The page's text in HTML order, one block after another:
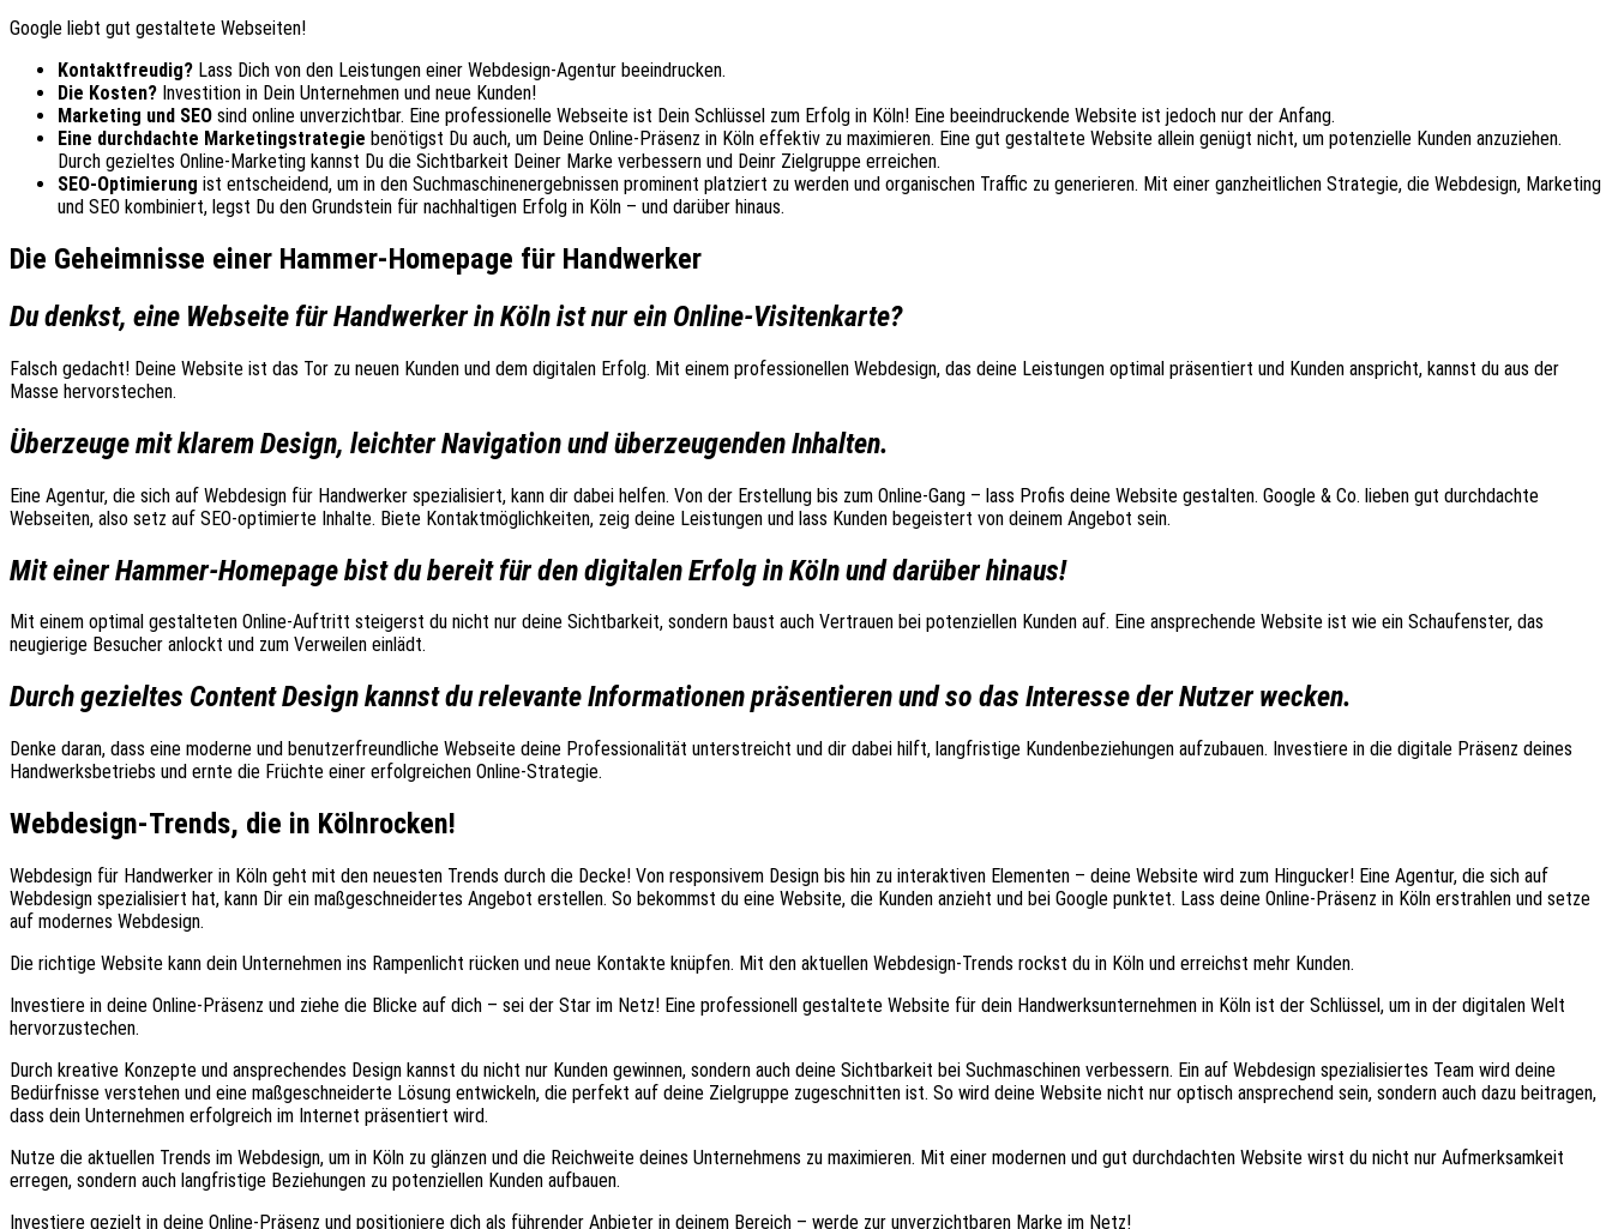
Google liebt gut gestaltete Webseiten!
Kontaktfreudig? Lass Dich von den Leistungen einer Webdesign-Agentur beeindrucken.
Die Kosten? Investition in Dein Unternehmen und neue Kunden!
Marketing und SEO sind online unverzichtbar. Eine professionelle Webseite ist Dein Schlüssel zum Erfolg in Köln! Eine beeindruckende Website ist jedoch nur der Anfang.
Eine durchdachte Marketingstrategie benötigst Du auch, um Deine Online-Präsenz in Köln effektiv zu maximieren. Eine gut gestaltete Website allein genügt nicht, um potenzielle Kunden anzuziehen.
Durch gezieltes Online-Marketing kannst Du die Sichtbarkeit Deiner Marke verbessern und Deinr Zielgruppe erreichen.
SEO-Optimierung ist entscheidend, um in den Suchmaschinenergebnissen prominent platziert zu werden und organischen Traffic zu generieren. Mit einer ganzheitlichen Strategie, die Webdesign, Marketing
und SEO kombiniert, legst Du den Grundstein für nachhaltigen Erfolg in Köln – und darüber hinaus.
Die Geheimnisse einer Hammer-Homepage für Handwerker
Du denkst, eine Webseite für Handwerker in Köln ist nur ein Online-Visitenkarte?
Falsch gedacht! Deine Website ist das Tor zu neuen Kunden und dem digitalen Erfolg. Mit einem professionellen Webdesign, das deine Leistungen optimal präsentiert und Kunden anspricht, kannst du aus der
Masse hervorstechen.
Überzeuge mit klarem Design, leichter Navigation und überzeugenden Inhalten.
Eine Agentur, die sich auf Webdesign für Handwerker spezialisiert, kann dir dabei helfen. Von der Erstellung bis zum Online-Gang – lass Profis deine Website gestalten. Google & Co. lieben gut durchdachte
Webseiten, also setz auf SEO-optimierte Inhalte. Biete Kontaktmöglichkeiten, zeig deine Leistungen und lass Kunden begeistert von deinem Angebot sein.
Mit einer Hammer-Homepage bist du bereit für den digitalen Erfolg in Köln und darüber hinaus!
Mit einem optimal gestalteten Online-Auftritt steigerst du nicht nur deine Sichtbarkeit, sondern baust auch Vertrauen bei potenziellen Kunden auf. Eine ansprechende Website ist wie ein Schaufenster, das
neugierige Besucher anlockt und zum Verweilen einlädt.
Durch gezieltes Content Design kannst du relevante Informationen präsentieren und so das Interesse der Nutzer wecken.
Denke daran, dass eine moderne und benutzerfreundliche Webseite deine Professionalität unterstreicht und dir dabei hilft, langfristige Kundenbeziehungen aufzubauen. Investiere in die digitale Präsenz deines
Handwerksbetriebs und ernte die Früchte einer erfolgreichen Online-Strategie.
Webdesign-Trends, die in Kölnrocken!
Webdesign für Handwerker in Köln geht mit den neuesten Trends durch die Decke! Von responsivem Design bis hin zu interaktiven Elementen – deine Website wird zum Hingucker! Eine Agentur, die sich auf
Webdesign spezialisiert hat, kann Dir ein maßgeschneidertes Angebot erstellen. So bekommst du eine Website, die Kunden anzieht und bei Google punktet. Lass deine Online-Präsenz in Köln erstrahlen und setze
auf modernes Webdesign.
Die richtige Website kann dein Unternehmen ins Rampenlicht rücken und neue Kontakte knüpfen. Mit den aktuellen Webdesign-Trends rockst du in Köln und erreichst mehr Kunden.
Investiere in deine Online-Präsenz und ziehe die Blicke auf dich – sei der Star im Netz! Eine professionell gestaltete Website für dein Handwerksunternehmen in Köln ist der Schlüssel, um in der digitalen Welt
hervorzustechen.
Durch kreative Konzepte und ansprechendes Design kannst du nicht nur Kunden gewinnen, sondern auch deine Sichtbarkeit bei Suchmaschinen verbessern. Ein auf Webdesign spezialisiertes Team wird deine
Bedürfnisse verstehen und eine maßgeschneiderte Lösung entwickeln, die perfekt auf deine Zielgruppe zugeschnitten ist. So wird deine Website nicht nur optisch ansprechend sein, sondern auch dazu beitragen,
dass dein Unternehmen erfolgreich im Internet präsentiert wird.
Nutze die aktuellen Trends im Webdesign, um in Köln zu glänzen und die Reichweite deines Unternehmens zu maximieren. Mit einer modernen und gut durchdachten Website wirst du nicht nur Aufmerksamkeit
erregen, sondern auch langfristige Beziehungen zu potenziellen Kunden aufbauen.
Investiere gezielt in deine Online-Präsenz und positioniere dich als führender Anbieter in deinem Bereich – werde zur unverzichtbaren Marke im Netz!